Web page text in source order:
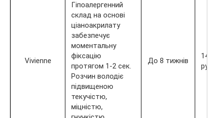
Vivienne
Гіпоалергенний
склад на основі
ціаноакрилату
забезпечує
моментальну
фіксацію
протягом 1-2 сек.
Розчин володіє
підвищеною
текучістю,
міцністю,
До 8 тижнів
1400
руб.